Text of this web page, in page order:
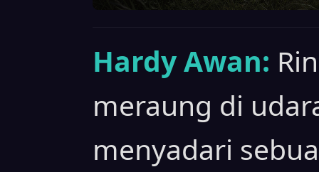
Hardy Awan:
meraung di
menyadari